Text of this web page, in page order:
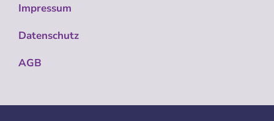
Impressum
Datenschutz
AGB